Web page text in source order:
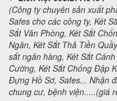
(Công ty chuyên sản xuất
Safes cho các công ty, Két
Sắt Văn Phòng, Két Sắt
Ngân, Két Sắt Thả Tiền
sắt ngân hàng, Két Sắt
Cường, Két Sắt Chống Đập
Đựng Hồ Sơ, Safes... Nhận
chung cư, bệnh viện.....(giá